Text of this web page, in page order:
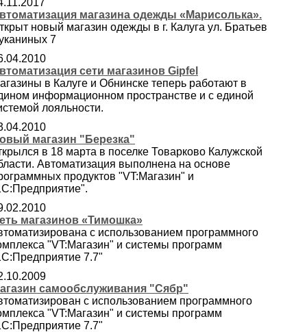
магазина одежды «Марисолька».
новый магазин одежды в г. Калуга ул. Братьев
7
сети магазинов Gipfel
в Калуге и Обнинске теперь работают в
информационном пространстве и с единой
лояльности.
магазин "Березка"
в 18 марта в поселке Товарково Калужской
Автоматизация выполнена на основе
продуктов "VT:Магазин" и
магазинов «Тимошка»
с использованием программного
"VT:Магазин" и системы программ
7.7"
самообслуживания "Сябр"
с использованием программного
"VT:Магазин" и системы программ
7.7"